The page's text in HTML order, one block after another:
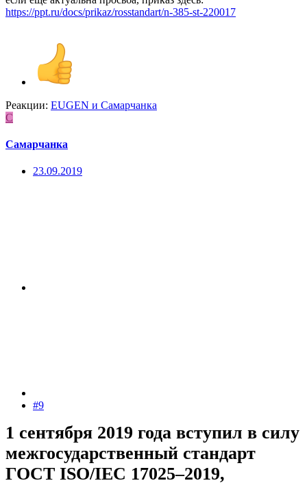
https://ppt.ru/docs/prikaz/rosstandart/n-385-st-220017
Реакции: EUGEN и Самарчанка
С
Самарчанка
23.09.2019
#9
1 сентября 2019 года вступил в силу
межгосударственный стандарт
ГОСТ ISO/IEC 17025–2019,